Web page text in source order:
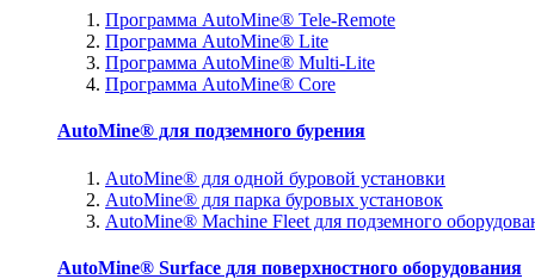
Программа AutoMine® Tele-Remote
Программа AutoMine® Lite
Программа AutoMine® Multi-Lite
Программа AutoMine® Core
AutoMine® для подземного бурения
AutoMine® для одной буровой установки
AutoMine® для парка буровых установок
AutoMine® Machine Fleet для подземного
AutoMine® Surface для поверхностного оборудования